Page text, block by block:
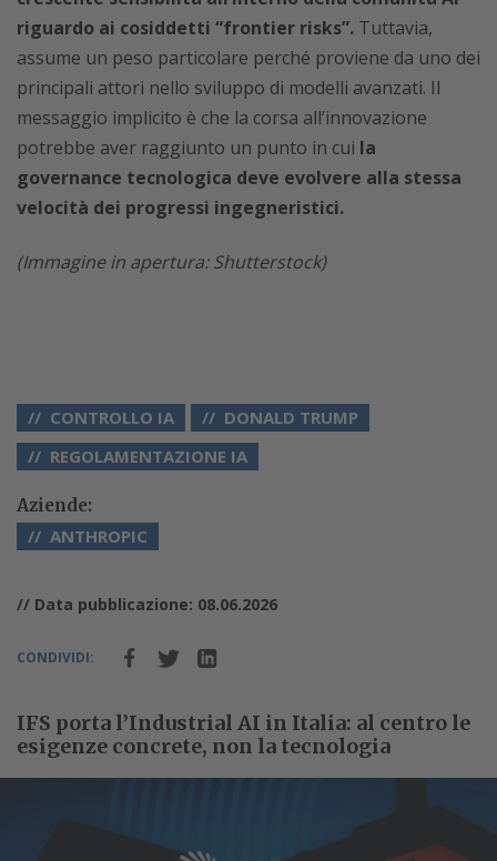
riguardo ai cosiddetti “frontier risks”. Tuttavia,
assume un peso particolare perché proviene da uno dei
principali attori nello sviluppo di modelli avanzati. Il
messaggio implicito è che la corsa all’innovazione
potrebbe aver raggiunto un punto in cui la
governance tecnologica deve evolvere alla stessa
velocità dei progressi ingegneristici.
(Immagine in apertura: Shutterstock)
CONTROLLO IA
DONALD TRUMP
REGOLAMENTAZIONE IA
Aziende:
ANTHROPIC
// Data pubblicazione: 08.06.2026
CONDIVIDI:
IFS porta l’Industrial AI in Italia: al centro le
esigenze concrete, non la tecnologia